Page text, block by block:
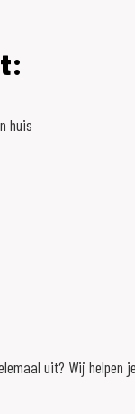
huis
uit? Wij helpen